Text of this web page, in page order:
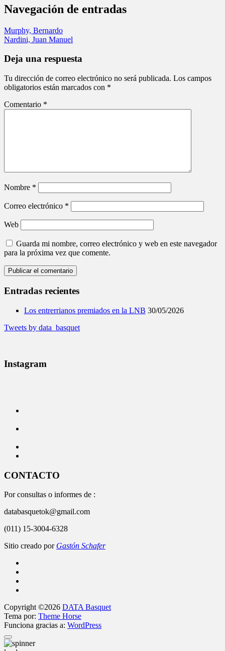
Navegación de entradas
Murphy, Bernardo
Nardini, Juan Manuel
Deja una respuesta
Tu dirección de correo electrónico no será publicada. Los campos
obligatorios están marcados con *
Comentario *
Nombre *
Correo electrónico *
Web
Guarda mi nombre, correo electrónico y web en este navegador
para la próxima vez que comente.
Entradas recientes
Los entrerrianos premiados en la LNB 30/05/2026
Tweets by data_basquet
Instagram
CONTACTO
Por consultas o informes de :
databasquetok@gmail.com
(011) 15-3004-6328
Sitio creado por Gastón Schafer
Copyright ©2026 DATA Basquet
Tema por: Theme Horse
Funciona gracias a: WordPress